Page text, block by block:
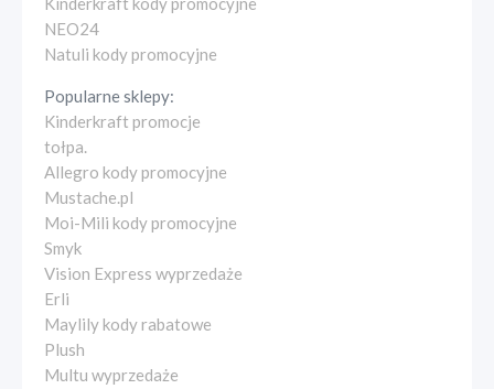
NEO24
Natuli kody promocyjne
Popularne sklepy:
Kinderkraft promocje
tołpa.
Allegro kody promocyjne
Mustache.pl
Moi-Mili kody promocyjne
Smyk
Vision Express wyprzedaże
Erli
Maylily kody rabatowe
Plush
Multu wyprzedaże